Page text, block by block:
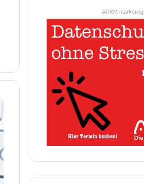
ARKM.marketing